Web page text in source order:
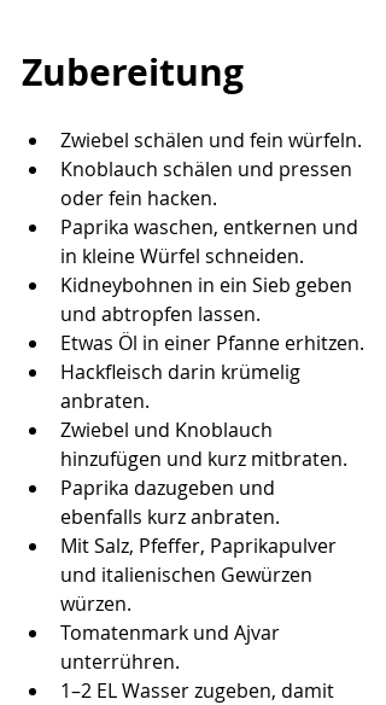
Zubereitung
Zwiebel schälen und fein würfeln.
Knoblauch schälen und pressen
oder fein hacken.
Paprika waschen, entkernen und
in kleine Würfel schneiden.
Kidneybohnen in ein Sieb geben
und abtropfen lassen.
Etwas Öl in einer Pfanne erhitzen.
Hackfleisch darin krümelig
anbraten.
Zwiebel und Knoblauch
hinzufügen und kurz mitbraten.
Paprika dazugeben und
ebenfalls kurz anbraten.
Mit Salz, Pfeffer, Paprikapulver
und italienischen Gewürzen
würzen.
Tomatenmark und Ajvar
unterrühren.
1–2 EL Wasser zugeben, damit